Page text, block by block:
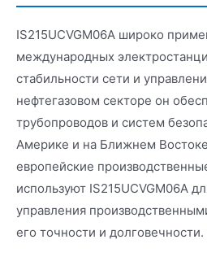
IS215UCVGM06A широко
международных
стабильности сети и
нефтегазовом секторе он
трубопроводов и систем
Америке и на Ближнем
европейские
используют IS215UCVGM06A
управления
его точности и долговечности.